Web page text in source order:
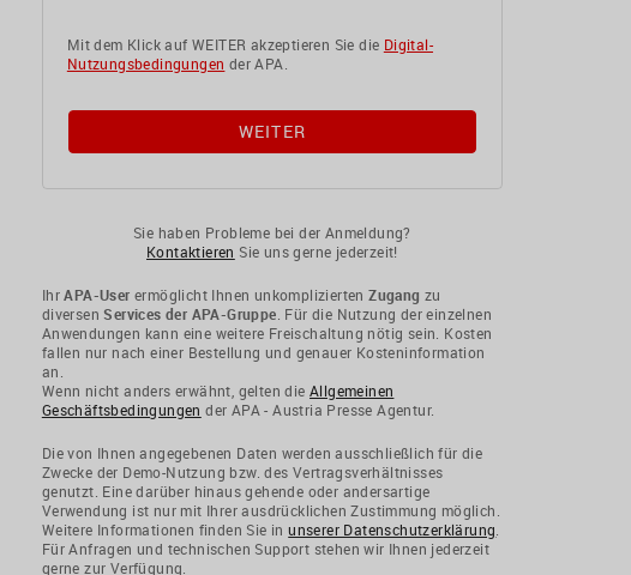
Mit dem Klick auf WEITER akzeptieren Sie die Digital-
Nutzungsbedingungen der APA.
Sie haben Probleme bei der Anmeldung?
Kontaktieren Sie uns gerne jederzeit!
IhrAPA-User ermöglicht Ihnen unkompliziertenZugang zu
diversen Services der APA-Gruppe . Für die Nutzung der einzelnen
Anwendungen kann eine weitere Freischaltung nötig sein. Kosten
fallen nur nach einer Bestellung und genauer Kosteninformation
an.
Wenn nicht anders erwähnt, gelten dieAllgemeinen
Geschäftsbedingungen der APA - Austria Presse Agentur.
Die von Ihnen angegebenen Daten werden ausschließlich für die
Zwecke der Demo-Nutzung bzw. des Vertragsverhältnisses
genutzt. Eine darüber hinaus gehende oder andersartige
Verwendung ist nur mit Ihrer ausdrücklichen Zustimmung möglich.
Weitere Informationen finden Sie inunserer Datenschutzerklärung
Für Anfragen und technischen Support stehen wir Ihnen jederzeit
gerne zur Verfügung.